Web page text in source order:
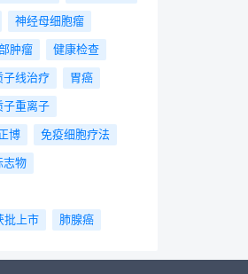
神经母细胞瘤
肿瘤 健康检查
子线治疗 胃癌
子重离子
博 免疫细胞疗法
志物
批上市 肺腺癌